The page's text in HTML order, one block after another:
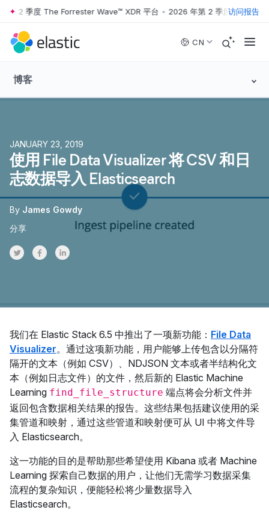
Skip to main content
2 季度 The Forrester Wave™ XDR 平台 • 2026 年第 2 季度 The访问报告
CN
博客
JANUARY 23, 2019
使用 File Data Visualizer 将 CSV 和日
志数据导入 Elasticsearch
By James Gowdy
分享
Share on Twitter
Share on Facebook
Share on LinkedInr
我们在 Elastic Stack 6.5 中推出了一项新功能： File Data
Visualizer。通过这项新功能，用户能够上传包含以分隔符
隔开的文本（例如 CSV）、NDJSON 文本或者半结构化文
本（例如日志文件）的文件，然后新的 Elastic Machine
Learning find_file_structure 端点将会分析文件并
返回包含数据相关结果的报告。这些结果包括建议使用的采
集管道和映射，通过这些管道和映射便可从 UI 中将文件导
入 Elasticsearch。
这一功能的目的是帮助那些希望使用 Kibana 或者 Machine
Learning 探索自己数据的用户，让他们无需学习数据采集
流程的复杂知识，便能轻松将少量数据导入
Elasticsearch。